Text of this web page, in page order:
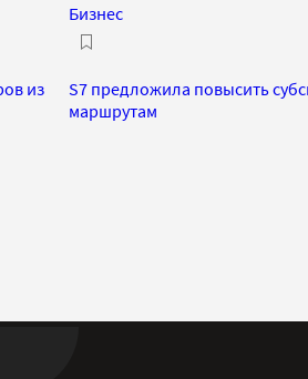
из
Бизнес
S7 предложила повысить
маршрутам